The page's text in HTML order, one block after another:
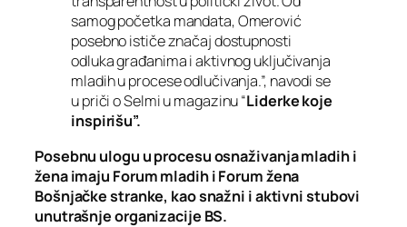
samog početka mandata, Omerović
posebno ističe značaj dostupnosti
odluka građanima i aktivnog uključivanja
mladih u procese odlučivanja.”, navodi se
u priči o Selmi u magazinu “Liderke koje
inspirišu”.
Posebnu ulogu u procesu osnaživanja mladih i
žena imaju Forum mladih i Forum žena
Bošnjačke stranke, kao snažni i aktivni stubovi
unutrašnje organizacije BS.